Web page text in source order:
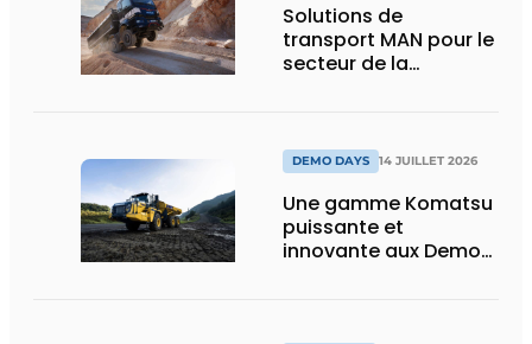
Solutions de
transport MAN pour le
secteur de la
DEMO DAYS 14 JUILLET 2026
Une gamme Komatsu
puissante et
innovante aux Demo